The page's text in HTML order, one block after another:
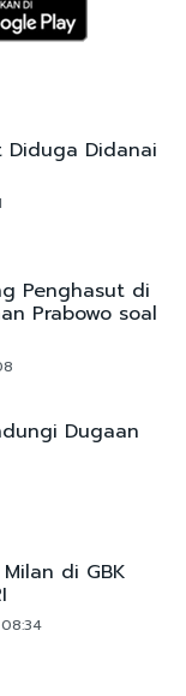
Diduga Didanai
Penghasut di
Prabowo soal
Dugaan
di GBK